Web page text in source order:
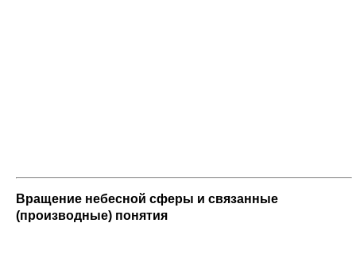
Вращение небесной сферы и связанные
(производные) понятия